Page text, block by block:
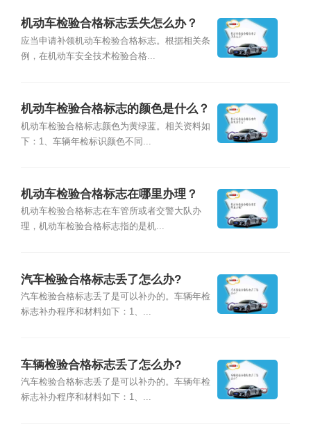
机动车检验合格标志丢失怎么办？
应当申请补领机动车检验合格标志。根据相关条
例，在机动车安全技术检验合格...
机动车检验合格标志的颜色是什么？
机动车检验合格标志颜色为黄绿蓝。相关资料如
下：1、车辆年检标识颜色不同...
机动车检验合格标志在哪里办理？
机动车检验合格标志在车管所或者交警大队办
理，机动车检验合格标志指的是机...
汽车检验合格标志丢了怎么办?
汽车检验合格标志丢了是可以补办的。车辆年检
标志补办程序和材料如下：1、...
车辆检验合格标志丢了怎么办?
汽车检验合格标志丢了是可以补办的。车辆年检
标志补办程序和材料如下：1、...